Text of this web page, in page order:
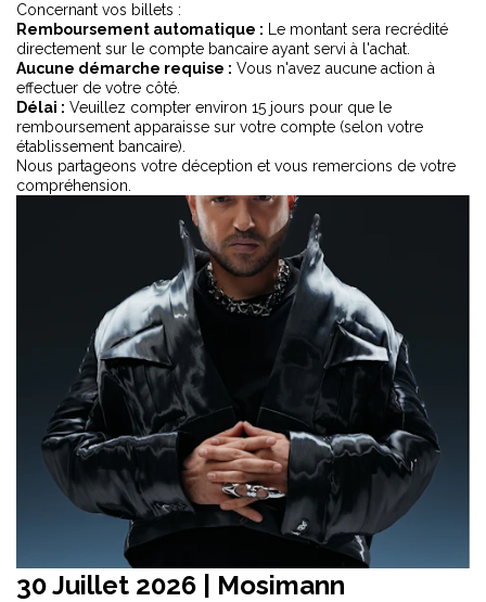
Concernant vos billets :
Remboursement automatique : Le montant sera recrédité
directement sur le compte bancaire ayant servi à l'achat.
Aucune démarche requise : Vous n'avez aucune action à
effectuer de votre côté.
Délai : Veuillez compter environ 15 jours pour que le
remboursement apparaisse sur votre compte (selon votre
établissement bancaire).
Nous partageons votre déception et vous remercions de votre
compréhension.
30 Juillet 2026 | Mosimann